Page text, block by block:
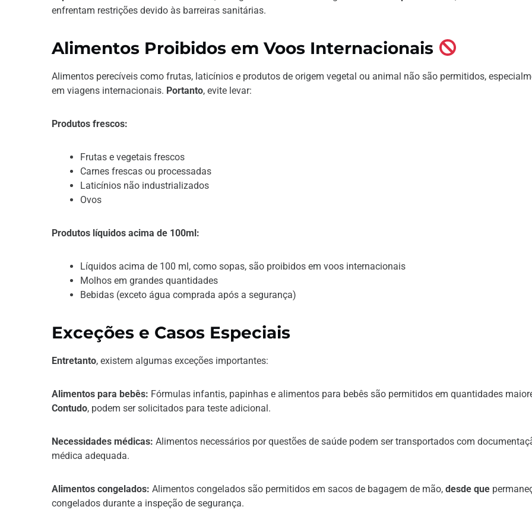
enfrentam restrições devido às barreiras sanitárias.
Alimentos Proibidos em Voos Internacionais
Alimentos perecíveis como frutas, laticínios e produtos de origem vegetal ou animal não são permitidos,
em viagens internacionais. Portanto, evite levar:
Produtos frescos:
Frutas e vegetais frescos
Carnes frescas ou processadas
Laticínios não industrializados
Ovos
Produtos líquidos acima de 100ml:
Líquidos acima de 100 ml, como sopas, são proibidos em voos internacionais
Molhos em grandes quantidades
Bebidas (exceto água comprada após a segurança)
Exceções e Casos Especiais
Entretanto, existem algumas exceções importantes:
Alimentos para bebês: Fórmulas infantis, papinhas e alimentos para bebês são permitidos em quantidades
Contudo, podem ser solicitados para teste adicional.
Necessidades médicas: Alimentos necessários por questões de saúde podem ser transportados com
médica adequada.
Alimentos congelados: Alimentos congelados são permitidos em sacos de bagagem de mão, desde que
congelados durante a inspeção de segurança.